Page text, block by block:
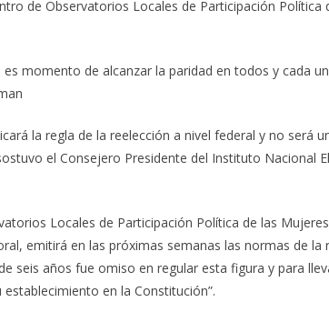
de Observatorios Locales de Participación Política
momento de alcanzar la paridad en todos y cada
la regla de la reelección a nivel federal y no será
el Consejero Presidente del Instituto Nacional
Locales de Participación Política de las
emitirá en las próximas semanas las normas de la
seis años fue omiso en regular esta figura y para
en la Constitución”.